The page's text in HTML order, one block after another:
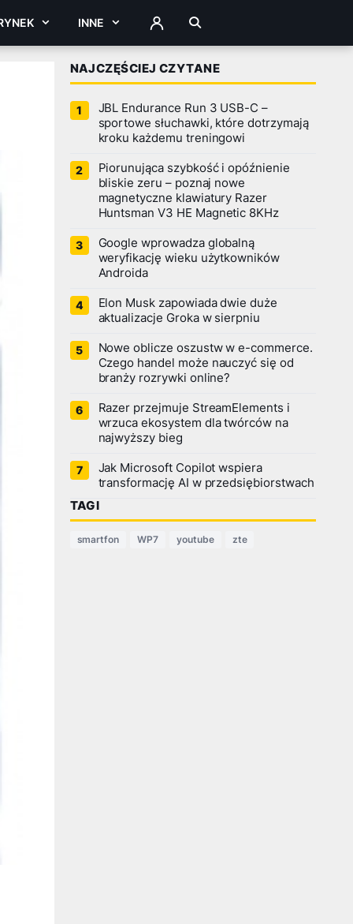
INNE ZALOGUJ
NAJCZĘŚCIEJ CZYTANE
JBL Endurance Run 3 USB-C –
sportowe słuchawki, które dotrzymają
kroku każdemu treningowi
Piorunująca szybkość i opóźnienie
bliskie zeru – poznaj nowe
magnetyczne klawiatury Razer
Huntsman V3 HE Magnetic 8KHz
Google wprowadza globalną
weryfikację wieku użytkowników
Androida
Elon Musk zapowiada dwie duże
aktualizacje Groka w sierpniu
Nowe oblicze oszustw w e-commerce.
Czego handel może nauczyć się od
branży rozrywki online?
Razer przejmuje StreamElements i
wrzuca ekosystem dla twórców na
najwyższy bieg
Jak Microsoft Copilot wspiera
transformację AI w przedsiębiorstwach
TAGI
smartfon WP7 youtube zte